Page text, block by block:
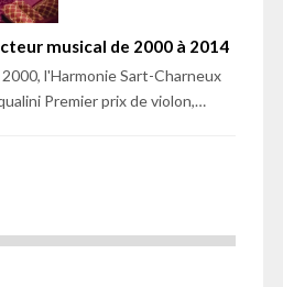
musical de 2000 à 2014
l'Harmonie Sart-Charneux
Premier prix de violon,…